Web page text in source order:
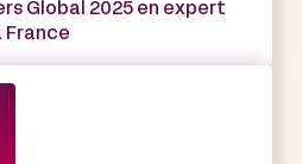
Global 2025 en expert
France